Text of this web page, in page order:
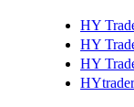
HY
HY
HY